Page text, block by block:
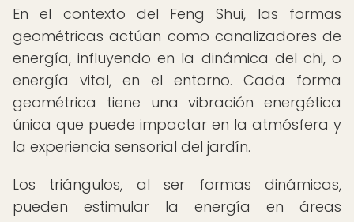
En el contexto del Feng Shui, las formas
geométricas actúan como canalizadores de
energía, influyendo en la dinámica del chi, o
energía vital, en el entorno. Cada forma
geométrica tiene una vibración energética
única que puede impactar en la atmósfera y
la experiencia sensorial del jardín.
Los triángulos, al ser formas dinámicas,
pueden estimular la energía en áreas